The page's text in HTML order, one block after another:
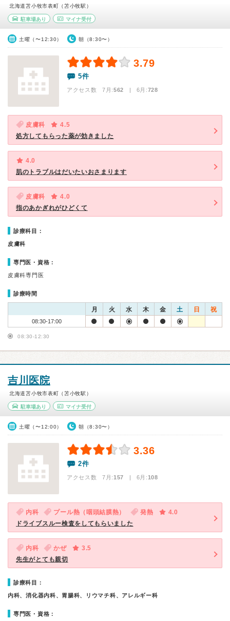
北海道苫小牧市表町（苫小牧駅）
駐車場あり マイナ受付
土曜（〜12:30） 朝（8:30〜）
3.79
5件
アクセス数 7月:562 | 6月:728
皮膚科
4.5
処方してもらった薬が効きました
4.0
肌のトラブルはだいたいおさまります
皮膚科
4.0
指のあかぎれがひどくて
診療科目：
皮膚科
専門医・資格：
皮膚科専門医
診療時間
月 火 水 木 金 土 日 祝
08:30-17:00
08:30-12:30
吉川医院
北海道苫小牧市表町（苫小牧駅）
駐車場あり マイナ受付
土曜（〜12:00） 朝（8:30〜）
3.36
2件
アクセス数 7月:157 | 6月:108
内科 プール熱（咽頭結膜熱） 発熱
4.0
ドライブスルー検査をしてもらいました
内科 かぜ
3.5
先生がとても親切
診療科目：
内科、消化器内科、胃腸科、リウマチ科、アレルギー科
専門医・資格：